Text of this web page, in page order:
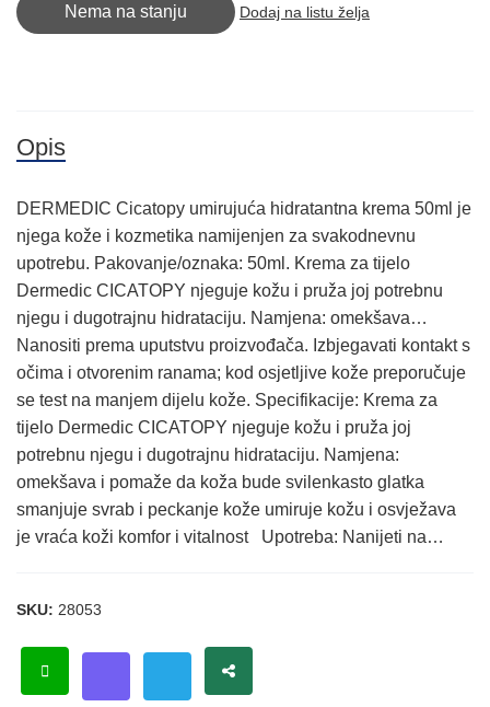
Nema na stanju Dodaj na listu želja
Opis
DERMEDIC Cicatopy umirujuća hidratantna krema 50ml je
njega kože i kozmetika namijenjen za svakodnevnu
upotrebu. Pakovanje/oznaka: 50ml. Krema za tijelo
Dermedic CICATOPY njeguje kožu i pruža joj potrebnu
njegu i dugotrajnu hidrataciju. Namjena: omekšava…
Nanositi prema uputstvu proizvođača. Izbjegavati kontakt s
očima i otvorenim ranama; kod osjetljive kože preporučuje
se test na manjem dijelu kože. Specifikacije: Krema za
tijelo Dermedic CICATOPY njeguje kožu i pruža joj
potrebnu njegu i dugotrajnu hidrataciju. Namjena:
omekšava i pomaže da koža bude svilenkasto glatka
smanjuje svrab i peckanje kože umiruje kožu i osvježava
je vraća koži komfor i vitalnost Upotreba: Nanijeti na…
SKU: 28053